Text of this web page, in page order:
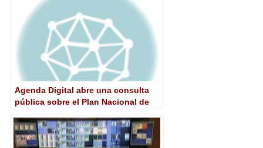
Agenda Digital abre una consulta
pública sobre el Plan Nacional de